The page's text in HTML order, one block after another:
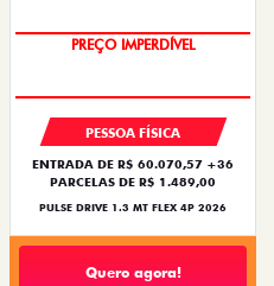
PREÇO IMPERDÍVEL
PESSOA FÍSICA
ENTRADA DE R$ 60.070,57 +36
PARCELAS DE R$ 1.489,00
PULSE DRIVE 1.3 MT FLEX 4P 2026
Quero agora!